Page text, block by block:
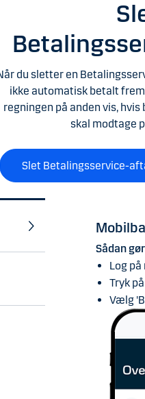
du sletter en
ikke automatisk betalt
regningen på anden vis,
skal modtage
Slet Betalingsservice-
Sådan
Log
Tryk
Vælg
Sådan
Log
Vælg
Vælg
Klik
Din
Bemærk